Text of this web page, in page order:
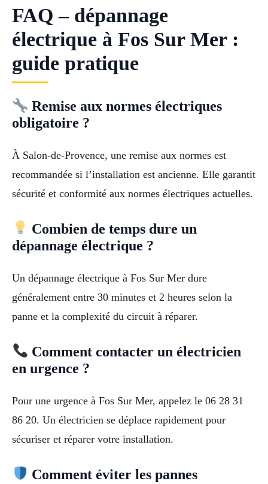
FAQ – dépannage
électrique à Fos Sur Mer :
guide pratique
Remise aux normes électriques
obligatoire ?
À Salon-de-Provence, une remise aux normes est
recommandée si l’installation est ancienne. Elle garantit
sécurité et conformité aux normes électriques actuelles.
Combien de temps dure un
dépannage électrique ?
Un dépannage électrique à Fos Sur Mer dure
généralement entre 30 minutes et 2 heures selon la
panne et la complexité du circuit à réparer.
Comment contacter un électricien
en urgence ?
Pour une urgence à Fos Sur Mer, appelez le 06 28 31
86 20. Un électricien se déplace rapidement pour
sécuriser et réparer votre installation.
Comment éviter les pannes